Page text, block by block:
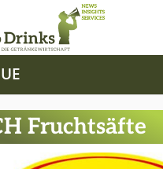
Fruchtsäfte